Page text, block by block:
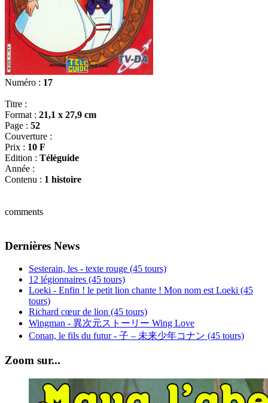
Numéro : 17
Titre :
Format : 21,1 x 27,9 cm
Page : 52
Couverture :
Prix : 10 F
Edition : Téléguide
Année :
Contenu : 1 histoire
comments
Dernières News
Sesterain, les - texte rouge (45 tours)
12 légionnaires (45 tours)
Loeki - Enfin ! le petit lion chante ! Mon nom est Loeki (45
tours)
Richard cœur de lion (45 tours)
Wingman - 異次元ストーリー Wing Love
Conan, le fils du futur - 子 – 未来少年コナン (45 tours)
Zoom sur...